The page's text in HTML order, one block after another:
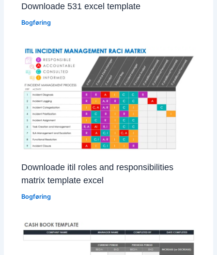
Downloade 531 excel template
Bogføring
Downloade itil roles and responsibilities
matrix template excel
Bogføring